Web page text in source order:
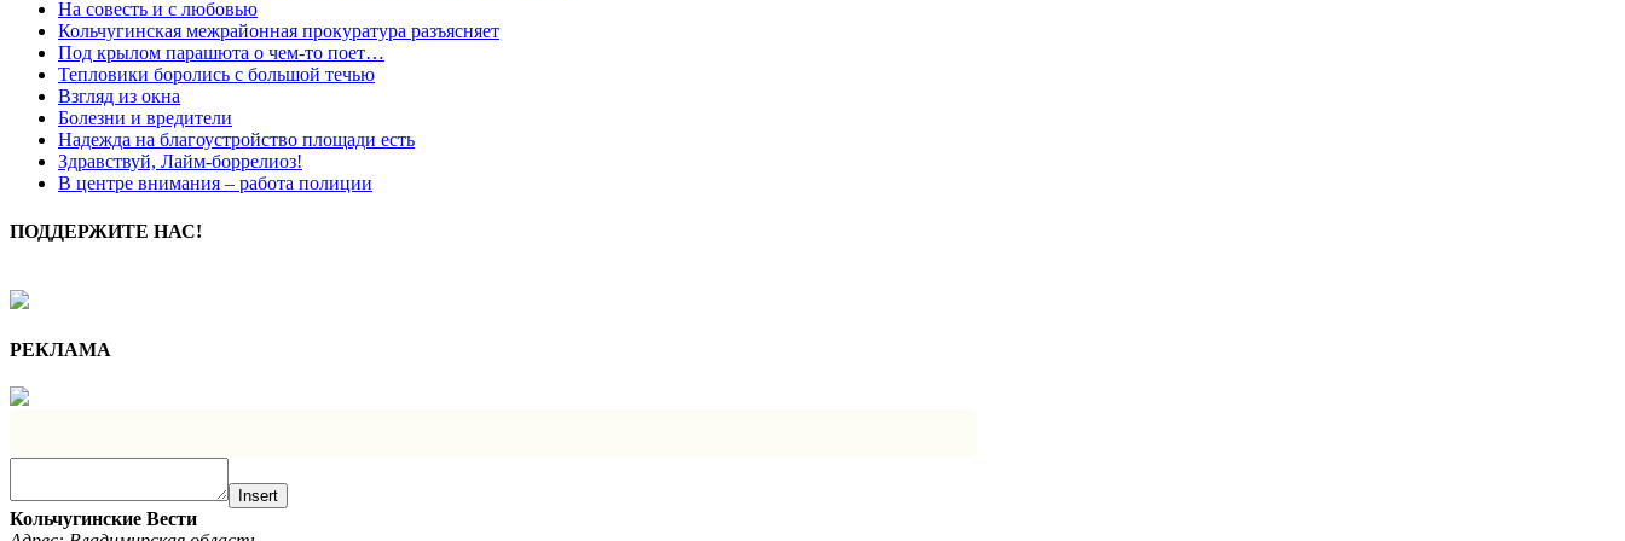
На совесть и с любовью
Кольчугинская межрайонная прокуратура разъясняет
Под крылом парашюта о чем-то поет…
Тепловики боролись с большой течью
Взгляд из окна
Болезни и вредители
Надежда на благоустройство площади есть
Здравствуй, Лайм-боррелиоз!
В центре внимания – работа полиции
ПОДДЕРЖИТЕ НАС!
РЕКЛАМА
Insert
Кольчугинские Вести